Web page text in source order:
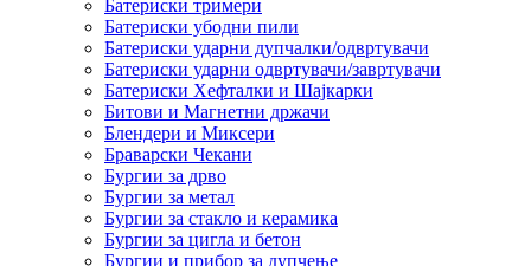
Батериски тримери
Батериски убодни пили
Батериски ударни дупчалки/одвртувачи
Батериски ударни одвртувачи/завртувачи
Батериски Хефталки и Шајкарки
Битови и Магнетни држачи
Блендери и Миксери
Браварски Чекани
Бургии за дрво
Бургии за метал
Бургии за стакло и керамика
Бургии за цигла и бетон
Бургии и прибор за дупчење